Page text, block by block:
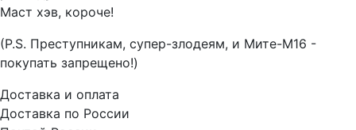
Маст хэв, короче!
(P.S. Преступникам, супер-злодеям, и Мите-М16 -
покупать запрещено!)
Доставка и оплата
Доставка по России